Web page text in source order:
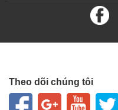
Theo dõi chúng tôi